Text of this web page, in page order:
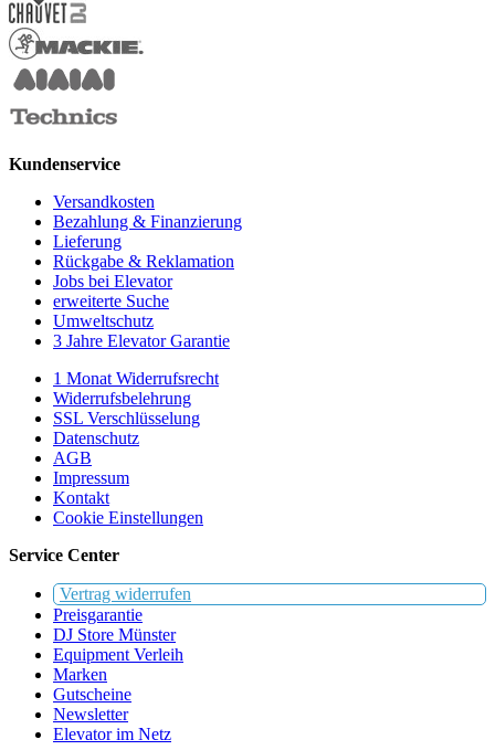
Kundenservice
Versandkosten
Bezahlung & Finanzierung
Lieferung
Rückgabe & Reklamation
Jobs bei Elevator
erweiterte Suche
Umweltschutz
3 Jahre Elevator Garantie
1 Monat Widerrufsrecht
Widerrufsbelehrung
SSL Verschlüsselung
Datenschutz
AGB
Impressum
Kontakt
Cookie Einstellungen
Service Center
Vertrag widerrufen
Preisgarantie
DJ Store Münster
Equipment Verleih
Marken
Gutscheine
Newsletter
Elevator im Netz